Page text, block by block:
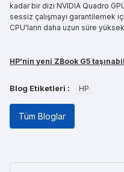
kadar bir dizi NVIDIA Quadro
sessiz çalışmayı garantilemek
CPU'ların daha uzun süre
HP'nin yeni ZBook G5
Blog Etiketleri : HP
Tüm Bloglar